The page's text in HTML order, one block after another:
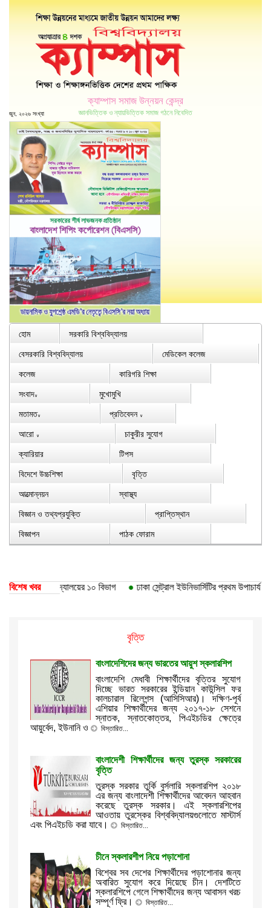
ক্যাম্পাস সমাজ উন্নয়ন কেন্দ্র
জ্ঞানভিত্তিক ও ন্যায়ভিত্তিক সমাজ গঠনে নিবেদিত
জুন, ২০২৬ সংখ্যা
হোম
সরকারি বিশ্ববিদ্যালয়
বেসরকারি বিশ্ববিদ্যালয়
মেডিকেল কলেজ
কলেজ
কারিগরি শিক্ষা
সংবাদ∨
মুখোমুখি
মতামত∨ প্রতিবেদন ∨
আরো ∨
চাকুরীর সুযোগ
ক্যারিয়ার
টিপস
বিদেশে উচ্চশিক্ষা
বৃত্তি
আত্মোন্নয়ন
স্বাস্থ্য
বিজ্ঞান ও তথ্যপ্রযুক্তি
প্রাপ্তিস্থান
বিজ্ঞাপন
পাঠক ফোরাম
বিশেষ খবর
ঢাকা বিশ্ববিদ্যালয়ের ১০ বিভাগ ● ঢাকা সেন্ট্রাল ইউনিভার্সিটির প্রথম উপাচার্য ড.
বৃত্তি
বাংলাদেশিদের জন্য ভারতের আয়ুশ স্কলারশিপ
বাংলাদেশি মেধাবী শিক্ষার্থীদের বৃত্তির সুযোগ
দিচ্ছে ভারত সরকারের ইন্ডিয়ান কাউন্সিল ফর
কালচারাল রিলেশন্স (আসিসিআর)। দক্ষিণ-পূর্ব
এশিয়ার শিক্ষার্থীদের জন্য ২০১৭-১৮ সেশনে
স্নাতক, স্ন‍াতকোত্তর, পিএইচডির ক্ষেত্রে
আয়ুর্বেদ, ইউনানি ও
বিস্তারিত...
বাংলাদেশী শিক্ষার্থীদের জন্য তুরস্ক সরকারের
বৃত্তি
তুরস্ক সরকার তুর্কি বুর্সলারি স্কলারশিপ ২০১৮
এর জন্য বাংলাদেশী শিক্ষার্থীদের আবেদন আহবান
করেছে তুরস্ক সরকার। এই স্কলারশিপের
আওতায় তুরস্কের বিশ্ববিদ্যালয়গুলোতে মাস্টার্স
এবং পিএইচডি করা যাবে।
বিস্তারিত...
চীনে স্কলারশীপ নিয়ে পড়াশোনা
বিশ্বের সব দেশের শিক্ষার্থীদের পড়াশোনার জন্য
অবারিত সুযোগ করে দিয়েছে চীন। দেশটিতে
স্কলারশিপে গেলে শিক্ষার্থীদের জন্য আবাসন খরচ
সম্পূর্ণ ফ্রি।
বিস্তারিত...